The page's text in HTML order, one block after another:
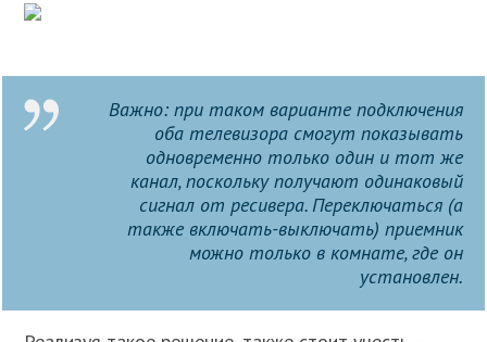
Важно: при таком варианте подключения
оба телевизора смогут показывать
одновременно только один и тот же
канал, поскольку получают одинаковый
сигнал от ресивера. Переключаться (а
также включать-выключать) приемник
можно только в комнате, где он
установлен.